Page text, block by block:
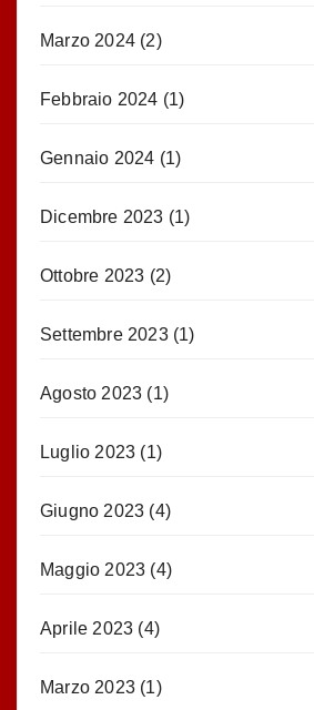
Marzo 2024 (2)
Febbraio 2024 (1)
Gennaio 2024 (1)
Dicembre 2023 (1)
Ottobre 2023 (2)
Settembre 2023(1)
Agosto 2023 (1)
Luglio 2023 (1)
Giugno 2023 (4)
Maggio 2023 (4)
Aprile 2023 (4)
Marzo 2023 (1)